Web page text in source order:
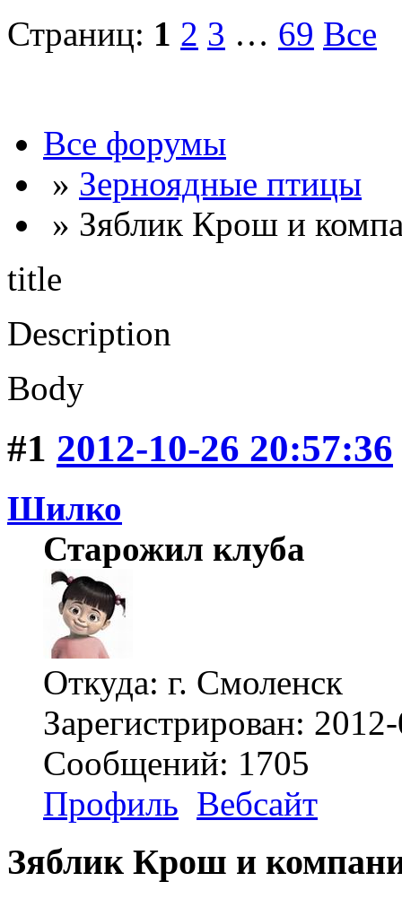
Страниц: 1 2 3 … 69 Все
Все форумы
» Зерноядные птицы
» Зяблик Крош и
title
Description
Body
#1 2012-10-26 20:57:36
Шилко
Старожил клуба
Откуда: г. Смоленск
Зарегистрирован:
Сообщений: 1705
Профиль Вебсайт
Зяблик Крош и